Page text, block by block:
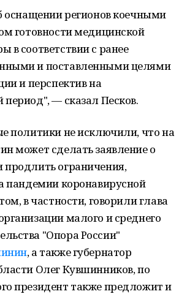
оснащении регионов коечными
готовности медицинской
в соответствии с ранее
и поставленными целями
и перспектив на
— сказал Песков.
политики не исключили, что на
может сделать заявление о
продлить ограничения,
пандемии коронавирусной
в частности, говорили глава
малого и среднего
"Опора России"
, а также губернатор
Олег Кувшинников, по
президент также предложит и